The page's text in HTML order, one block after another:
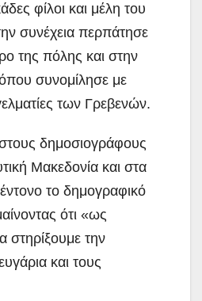
φίλοι και μέλη του
συνέχεια περπάτησε
της πόλης και στην
όπου συνομίλησε με
των Γρεβενών.
δημοσιογράφους
Μακεδονία και στα
το δημογραφικό
ότι «ως
στηρίξουμε την
και τους